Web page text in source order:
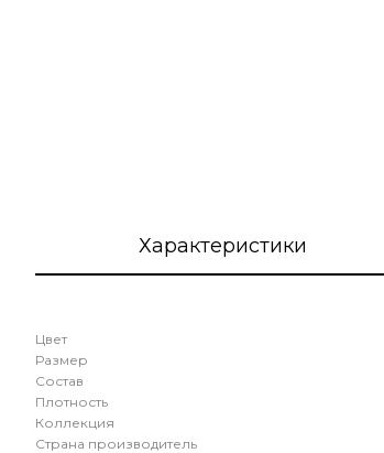
Характеристики
Цвет
Размер
Состав
Плотность
Коллекция
Страна производитель